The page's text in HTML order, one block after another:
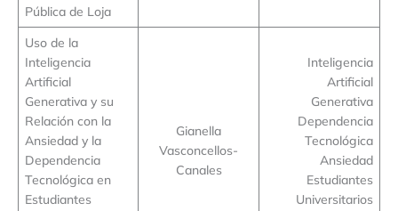
Pública de Loja
Uso de la
Inteligencia
Artificial
Generativa y su
Relación con la
Ansiedad y la
Dependencia
Tecnológica en
Estudiantes
Gianella
Vasconcellos-
Canales
Inteligencia
Artificial
Generativa
Dependencia
Tecnológica
Ansiedad
Estudiantes
Universitarios